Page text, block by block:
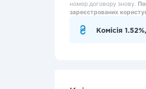
номер договору знову.
зареєстрованих
Комісія